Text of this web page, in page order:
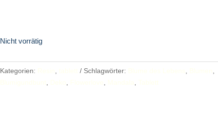
Nicht vorrätig
Kategorien: Schlagwörter: